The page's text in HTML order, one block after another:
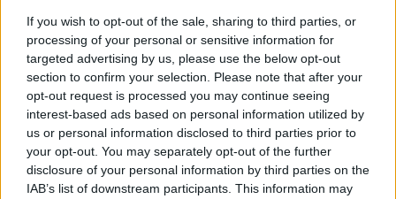
If you wish to opt-out of the sale, sharing to third parties, or
processing of your personal or sensitive information for
targeted advertising by us, please use the below opt-out
section to confirm your selection. Please note that after your
opt-out request is processed you may continue seeing
interest-based ads based on personal information utilized by
us or personal information disclosed to third parties prior to
your opt-out. You may separately opt-out of the further
disclosure of your personal information by third parties on the
IAB’s list of downstream participants. This information may